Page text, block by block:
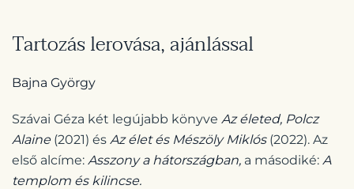
Tartozás lerovása, ajánlással
Bajna György
Szávai Géza két legújabb könyve Az életed, Polcz
Alaine(2021) és Az élet és Mészöly Miklós(2022). Az
első alcíme: Asszony a hátországban, a másodiké: A
templom és kilincse.